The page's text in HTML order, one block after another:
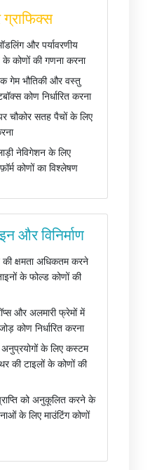
और पर्यावरणीय
कोणों की गणना करना
गेम भौतिकी और वस्तु
कोण निर्धारित करना
चौकोर सतह पैचों के लिए
नेविगेशन के लिए
कोणों का विश्लेषण
और विनिर्माण
क्षमता अधिकतम करने
के फोल्ड कोणों की
और अलमारी फ्रेमों में
कोण निर्धारित करना
के लिए कस्टम
की टाइलों के कोणों की
को अनुकूलित करने के
के लिए माउंटिंग कोणों